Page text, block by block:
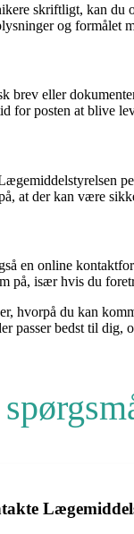
skriftligt, kan du
og formålet
brev eller
for posten at blive
at der kan være
en online
på, især hvis du
hvorpå du kan
passer bedst til dig,